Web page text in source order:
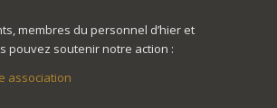
membres du personnel d’hier et
pouvez soutenir notre action :
association